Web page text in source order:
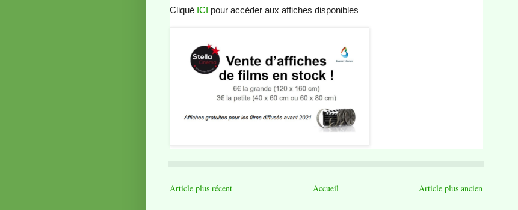
Cliqué ICI pour accéder aux affiches disponibles
Article plus récent Article plus ancien
Accueil